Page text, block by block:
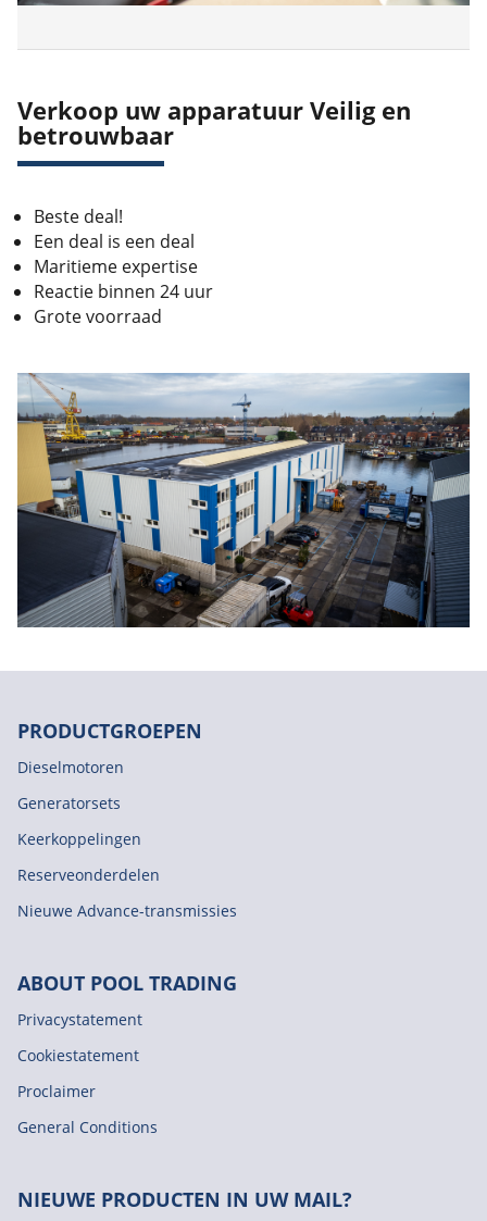
Verkoop uw apparatuur Veilig en
betrouwbaar
Beste deal!
Een deal is een deal
Maritieme expertise
Reactie binnen 24 uur
Grote voorraad
PRODUCTGROEPEN
Dieselmotoren
Generatorsets
Keerkoppelingen
Reserveonderdelen
Nieuwe Advance-transmissies
ABOUT POOL TRADING
Privacystatement
Cookiestatement
Proclaimer
General Conditions
NIEUWE PRODUCTEN IN UW MAIL?